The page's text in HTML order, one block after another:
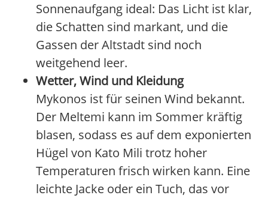
Sonnenaufgang ideal: Das Licht ist klar,
die Schatten sind markant, und die
Gassen der Altstadt sind noch
weitgehend leer.
Wetter, Wind und Kleidung
Mykonos ist für seinen Wind bekannt.
Der Meltemi kann im Sommer kräftig
blasen, sodass es auf dem exponierten
Hügel von Kato Mili trotz hoher
Temperaturen frisch wirken kann. Eine
leichte Jacke oder ein Tuch, das vor